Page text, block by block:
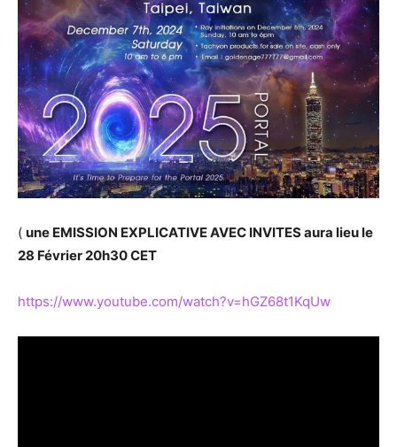
( une EMISSION EXPLICATIVE AVEC INVITES aura lieu le
28 Février 20h30 CET
https://www.youtube.com/watch?v=hGZ68t1KqUw